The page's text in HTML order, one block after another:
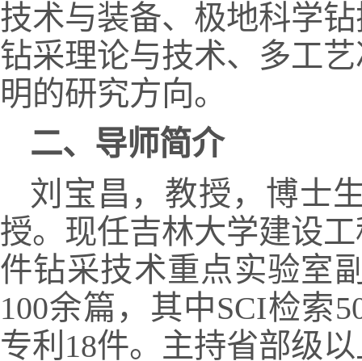
技术与装备、极地科学
钻采理论与技术、多工
明的研究方向。
二、导师简介
刘宝昌，教授，博士
授。现任吉林大学建设
件钻采技术重点实验室
100余篇，其中SCI检索
专利18件。主持省部级